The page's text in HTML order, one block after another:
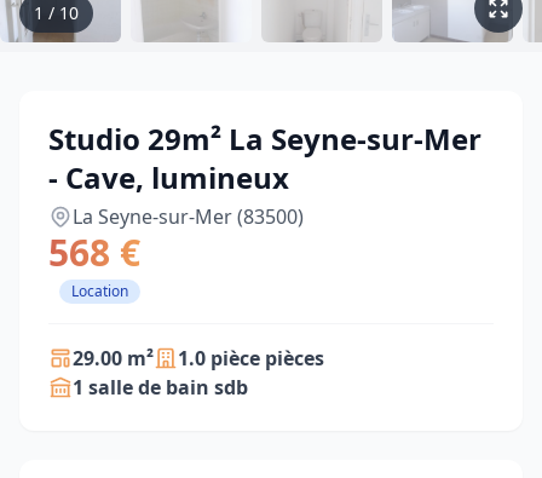
1 / 10
Studio 29m² La Seyne-sur-Mer
- Cave, lumineux
La Seyne-sur-Mer (83500)
568 €
Location
29.00 m²
1.0 pièce pièces
1 salle de bain sdb